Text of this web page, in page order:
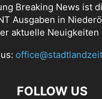
Breaking News ist
Ausgaben in
aktuelle Neuigkeiten
FOLLOW US